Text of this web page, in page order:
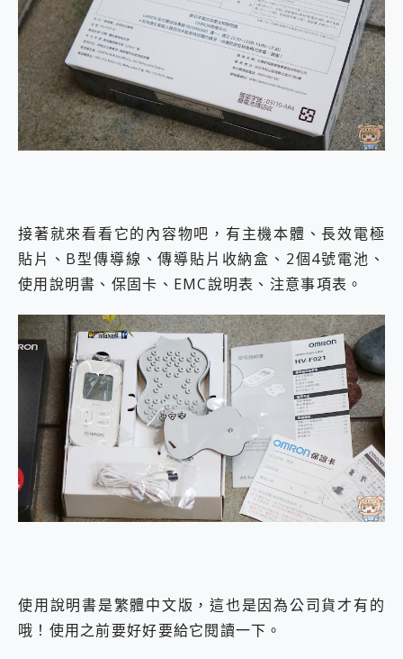
接著就來看看它的內容物吧，有主機本體、長效電極
貼片、B型傳導線、傳導貼片收納盒、2個4號電池、
使用說明書、保固卡、EMC說明表、注意事項表。
使用說明書是繁體中文版，這也是因為公司貨才有的
哦！使用之前要好好要給它閱讀一下。